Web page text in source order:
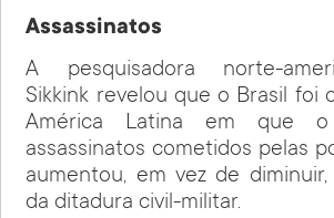
Assassinatos
A pesquisadora norte-
Sikkink revelou que o Brasil foi
América Latina em que
assassinatos cometidos pelas
aumentou, em vez de
da ditadura civil-militar.